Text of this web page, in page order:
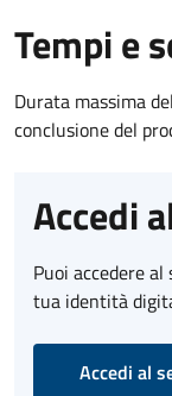
Tempi e
Durata massima
conclusione del
Accedi
Puoi accedere
tua identità
Accedi al